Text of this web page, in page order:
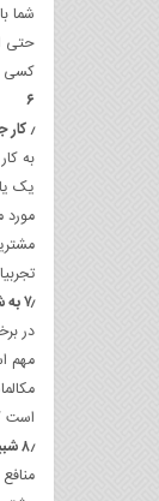
شما
حتی
کسی
۶
٫ کار جدیدی انجام دهید
به
یک
۷٫ به شکایات گوش دهید.
در
مهم
است
۸٫ شبیه هم باشید.